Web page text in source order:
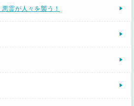
霊が人々を襲う！